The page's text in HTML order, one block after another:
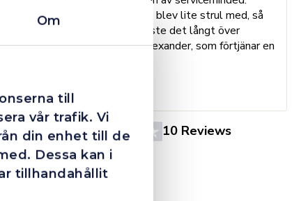
Om
till
vår trafik. Vi
din enhet till de
Dessa kan i
tillhandahållit
4.4 10 Reviews
Trots en billigare order, som det blev lite strul med, så
agerade dom blixtsnabbt och löste det långt över
Hade kontakt med Alexander, som förtjänar en